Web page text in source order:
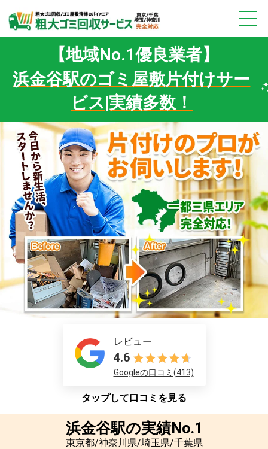
【地域No.1優良業者】
浜金谷駅のゴミ屋敷片付けサー
ビス|実績多数！
レビュー
4.6
Googleの口コミ(413)
タップして口コミを見る
浜金谷駅の実績No.1
東京都/神奈川県/埼玉県/千葉県